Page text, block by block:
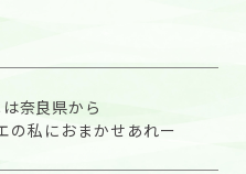
奈良県から
の私におまかせあれー